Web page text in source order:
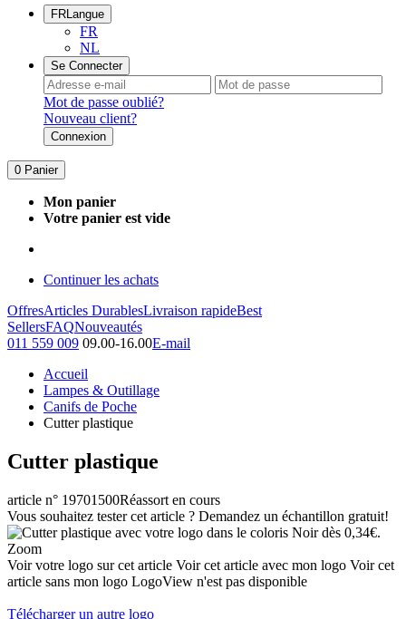
FRLangue
FR
NL
Se Connecter
Mot de passe oublié?
Nouveau client?
Connexion
0 Panier
Mon panier
Votre panier est vide
Continuer les achats
OffresArticles DurablesLivraison rapideBest
SellersFAQNouveautés
011 559 009 09.00-16.00E-mail
Accueil
Lampes & Outillage
Canifs de Poche
Cutter plastique
Cutter plastique
article n° 19701500Réassort en cours
Vous souhaitez tester cet article ? Demandez un échantillon gratuit!
Zoom
Voir votre logo sur cet article Voir cet article avec mon logo Voir cet
article sans mon logo LogoView n'est pas disponible
Télécharger un autre logo